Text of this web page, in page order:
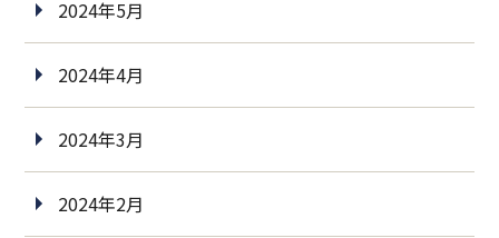
2024年5月
2024年4月
2024年3月
2024年2月